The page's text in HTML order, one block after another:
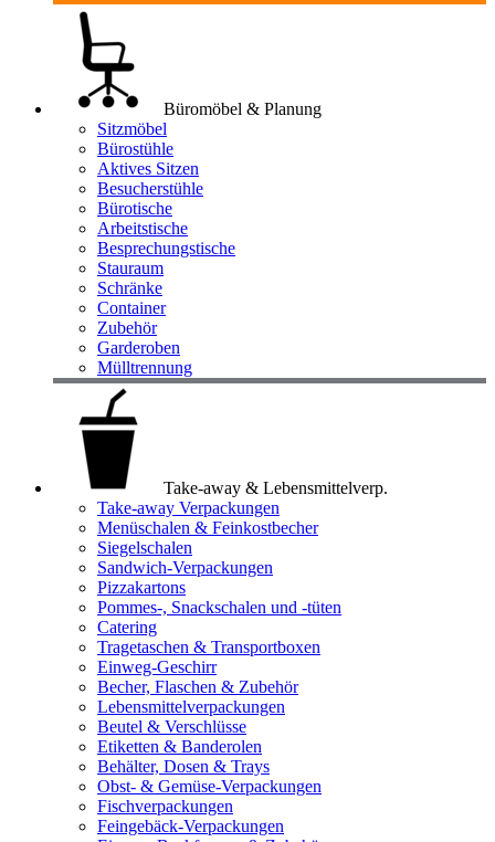
Büromöbel & Planung
Sitzmöbel
Bürostühle
Aktives Sitzen
Besucherstühle
Bürotische
Arbeitstische
Besprechungstische
Stauraum
Schränke
Container
Zubehör
Garderoben
Mülltrennung
Take-away & Lebensmittelverp.
Take-away Verpackungen
Menüschalen & Feinkostbecher
Siegelschalen
Sandwich-Verpackungen
Pizzakartons
Pommes-, Snackschalen und -tüten
Catering
Tragetaschen & Transportboxen
Einweg-Geschirr
Becher, Flaschen & Zubehör
Lebensmittelverpackungen
Beutel & Verschlüsse
Etiketten & Banderolen
Behälter, Dosen & Trays
Obst- & Gemüse-Verpackungen
Fischverpackungen
Feingebäck-Verpackungen